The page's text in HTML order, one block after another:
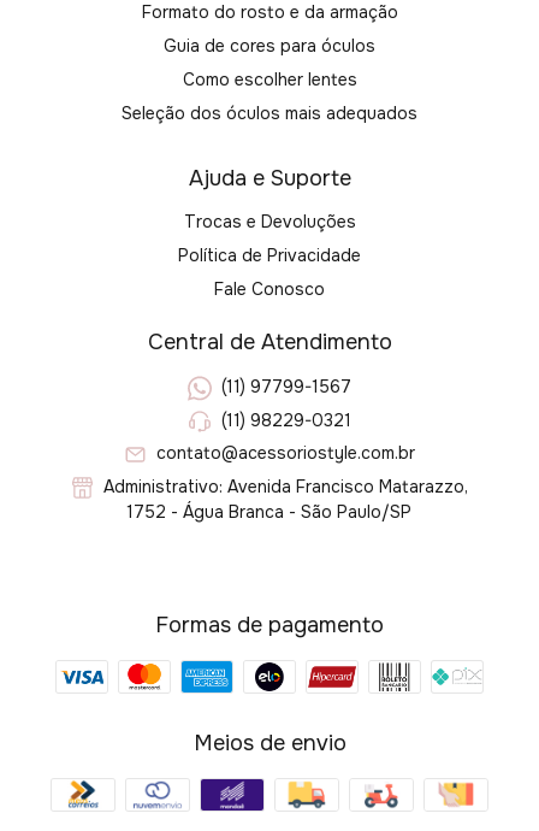
Formato do rosto e da armação
Guia de cores para óculos
Como escolher lentes
Seleção dos óculos mais adequados
Ajuda e Suporte
Trocas e Devoluções
Política de Privacidade
Fale Conosco
Central de Atendimento
(11) 97799-1567
(11) 98229-0321
contato@acessoriostyle.com.br
Administrativo: Avenida Francisco Matarazzo,
1752 - Água Branca - São Paulo/SP
Formas de pagamento
Meios de envio